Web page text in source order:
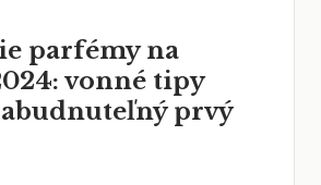
parfémy na
vonné tipy
prvý